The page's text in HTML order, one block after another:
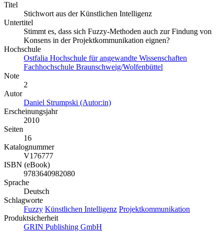
Titel
Stichwort aus der Künstlichen Intelligenz
Untertitel
Stimmt es, dass sich Fuzzy-Methoden auch zur Findung von
Konsens in der Projektkommunikation eignen?
Hochschule
Ostfalia Hochschule für angewandte Wissenschaften
Fachhochschule Braunschweig/Wolfenbüttel
Note
2
Autor
Daniel Strumpski (Autor:in)
Erscheinungsjahr
2010
Seiten
16
Katalognummer
V176777
ISBN (eBook)
9783640982080
Sprache
Deutsch
Schlagworte
Fuzzy Künstlichen Intelligenz Projektkommunikation
Produktsicherheit
GRIN Publishing GmbH